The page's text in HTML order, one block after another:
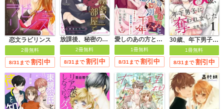
恋文ラビリンス
2冊無料
8/31まで 割引中
放課後、秘密の部屋で
2冊無料
8/31まで 割引中
愛しのあの方と死に別れて千年～今日も私は悪役令嬢を演じます～【合冊版】
1冊無料
8/31まで 割引中
30歳、年下男子に奪われました【合冊版】
1冊無料
8/31まで 割引中